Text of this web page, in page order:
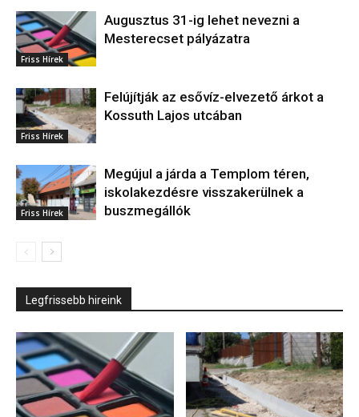
Friss Hírek
Augusztus 31-ig lehet nevezni a
Mesterecset pályázatra
Friss Hírek
Felújítják az esővíz-elvezető árkot a
Kossuth Lajos utcában
Friss Hírek
Megújul a járda a Templom téren,
iskolakezdésre visszakerülnek a
buszmegállók
Legfrissebb hireink